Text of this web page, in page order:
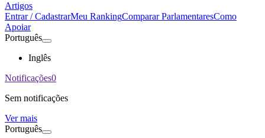
Artigos
Entrar / CadastrarMeu RankingComparar ParlamentaresComo
Apoiar
Português
Inglês
Notificações0
Sem notificações
Ver mais
Português